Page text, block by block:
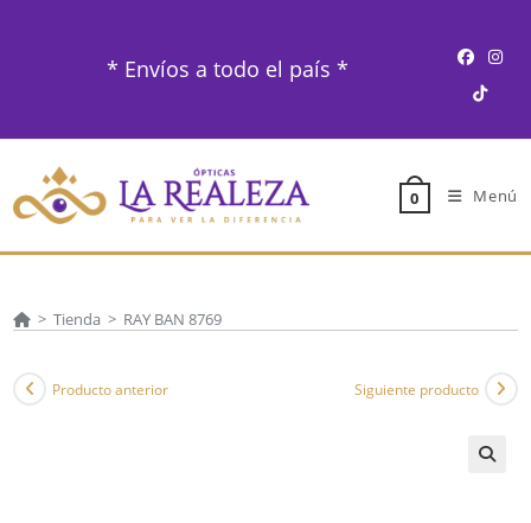
* Envíos a todo el país *
0 Menú
> Tienda > RAY BAN 8769
Producto anterior Siguiente producto